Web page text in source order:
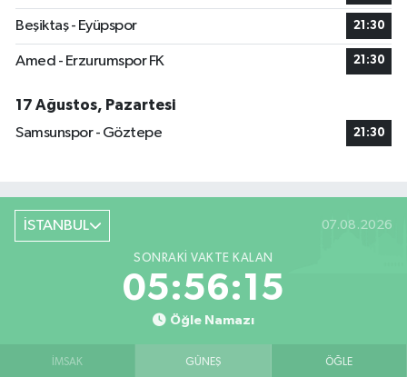
Beşiktaş - Eyüpspor 21:30
Amed - Erzurumspor FK 21:30
17 Ağustos, Pazartesi
Samsunspor - Göztepe
21:30
İSTANBUL 07.08.2026
SONRAKI VAKTE KALAN
05:56:14
Öğle Namazı
İMSAK GÜNEŞ ÖĞLE